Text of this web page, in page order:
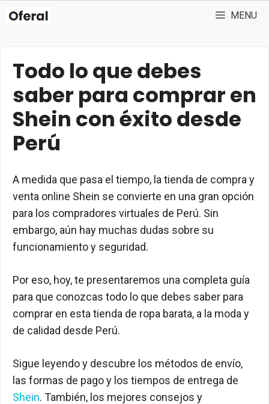
MENU
Todo lo que debes
saber para comprar en
Shein con éxito desde
Perú
A medida que pasa el tiempo, la tienda de compra y
venta online Shein se convierte en una gran opción
para los compradores virtuales de Perú. Sin
embargo, aún hay muchas dudas sobre su
funcionamiento y seguridad.
Por eso, hoy, te presentaremos una completa guía
para que conozcas todo lo que debes saber para
comprar en esta tienda de ropa barata, a la moda y
de calidad desde Perú.
Sigue leyendo y descubre los métodos de envío,
las formas de pago y los tiempos de entrega de
Shein. También, los mejores consejos y